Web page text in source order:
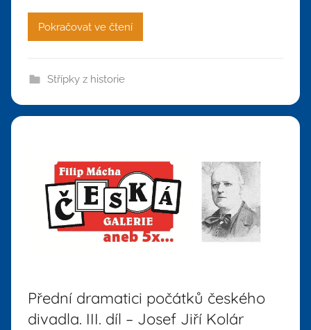
Pokračovat ve čtení
Střípky z historie
Přední dramatici počátků českého
divadla. III. díl – Josef Jiří Kolár